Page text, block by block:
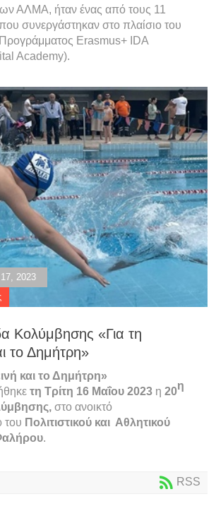
ΑΛΜΑ, ήταν ένας από τους 11
συνεργάστηκαν στο πλαίσιο του
Erasmus+ IDA
Academy).
2023
Κολύμβησης «Για τη
το Δημήτρη»
και το Δημήτρη»
τη Τρίτη 16 Μαΐου 2023 η 20η
στο ανοικτό
του Πολιτιστικού και Αθλητικού
.
RSS